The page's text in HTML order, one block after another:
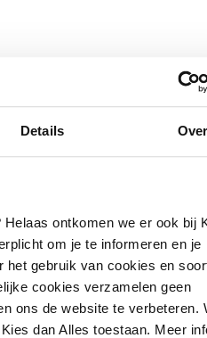
Details
ontkomen we er ook bij
om je te informeren en je
het gebruik van cookies en
cookies verzamelen geen
ons de website te verbeteren.
dan Alles toestaan. Meer
wij nemen snel contact